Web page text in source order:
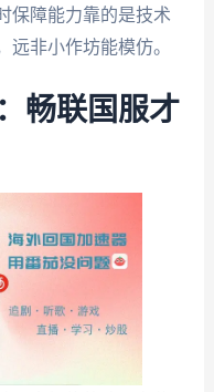
保障能力靠的是技术
远非小作坊能模仿。
畅联国服才